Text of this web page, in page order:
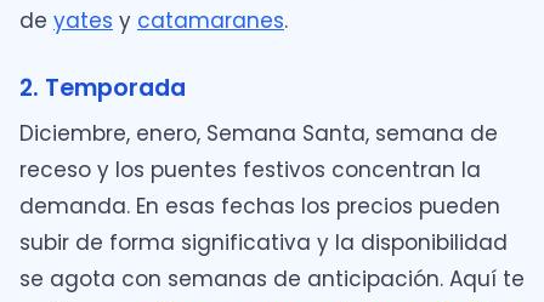
de yates y catamaranes.
2. Temporada
Diciembre, enero, Semana Santa, semana de
receso y los puentes festivos concentran la
demanda. En esas fechas los precios pueden
subir de forma significativa y la disponibilidad
se agota con semanas de anticipación. Aquí te